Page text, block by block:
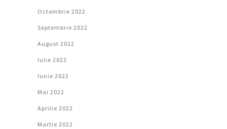
Octombrie 2022
Septembrie 2022
August 2022
Iulie 2022
Iunie 2022
Mai 2022
Aprilie 2022
Martie 2022